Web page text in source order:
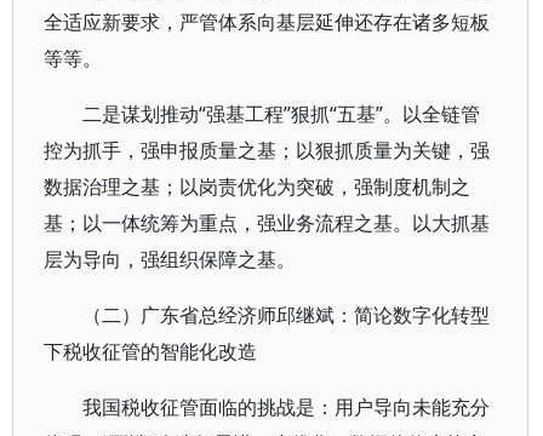
全适应新要求，严管体系向基层延伸还存在诸多短板
等等。
二是谋划推动“强基工程”狠抓“五基”。以全链管
控为抓手，强申报质量之基；以狠抓质量为关键，强
数据治理之基；以岗责优化为突破，强制度机制之
基；以一体统筹为重点，强业务流程之基。以大抓基
层为导向，强组织保障之基。
（二）广东省总经济师邱继斌：简论数字化转型
下税收征管的智能化改造
我国税收征管面临的挑战是：用户导向未能充分